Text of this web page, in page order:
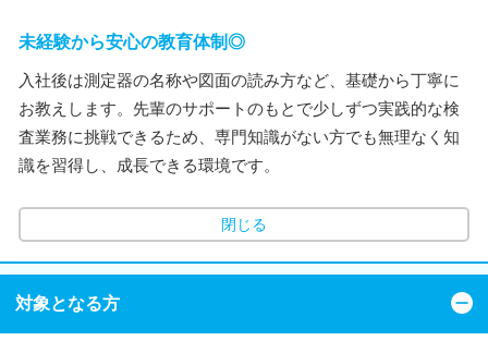
未経験から安心の教育体制◎
入社後は測定器の名称や図面の読み方など、基礎から丁寧に
お教えします。先輩のサポートのもとで少しずつ実践的な検
査業務に挑戦できるため、専門知識がない方でも無理なく知
識を習得し、成長できる環境です。
閉じる
対象となる方